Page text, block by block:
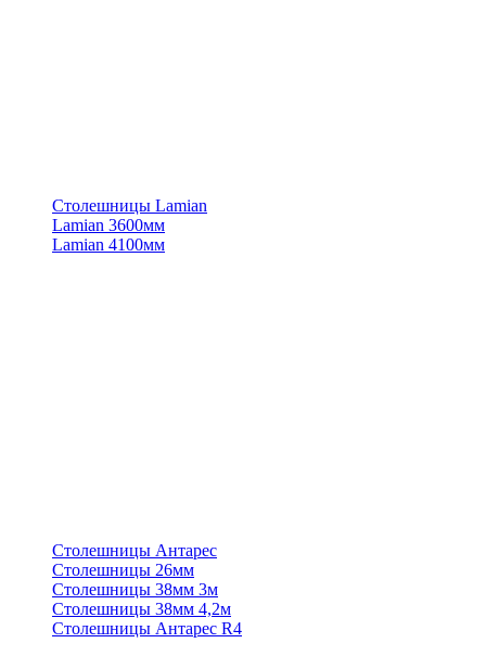
Столешницы Lamian
Lamian 3600мм
Lamian 4100мм
Столешницы Антарес
Столешницы 26мм
Столешницы 38мм 3м
Столешницы 38мм 4,2м
Столешницы Антарес R4